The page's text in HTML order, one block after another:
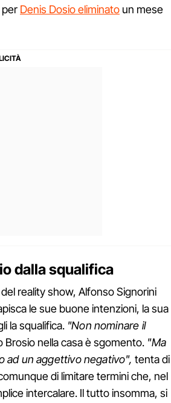
Denis Dosio eliminato un mese
dalla squalifica
reality show, Alfonso Signorini
le sue buone intenzioni, la sua
la squalifica. "Non nominare il
Brosio nella casa è sgomento. "Ma
ad un aggettivo negativo", tenta di
di limitare termini che, nel
intercalare. Il tutto insomma, si